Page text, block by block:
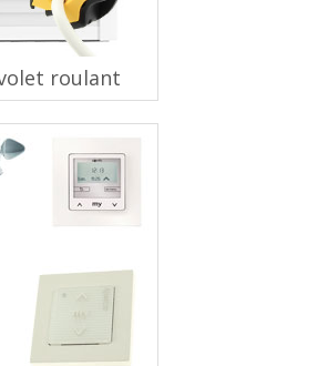
roulant